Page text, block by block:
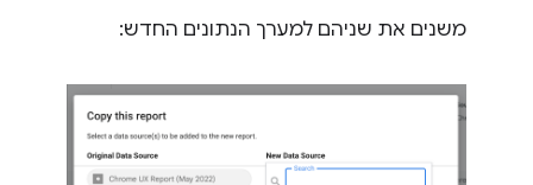
משנים את שניהם למערך הנתונים החדש: